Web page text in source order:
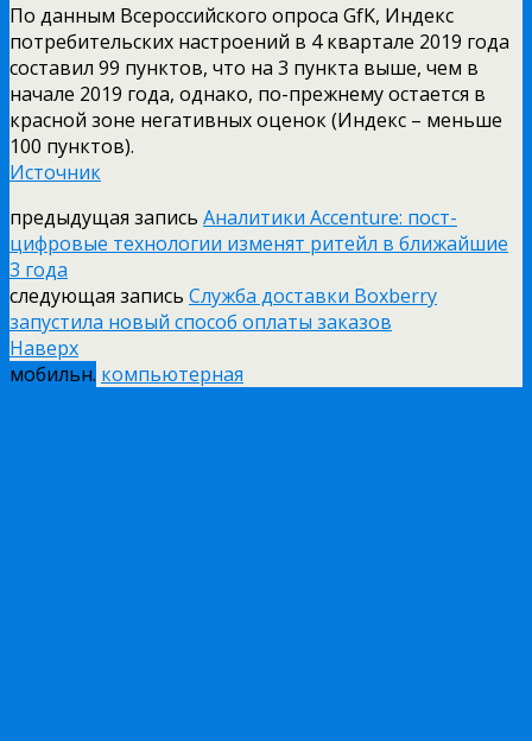
По данным Всероссийского опроса GfK, Индекс
потребительских настроений в 4 квартале 2019 года
составил 99 пунктов, что на 3 пункта выше, чем в
начале 2019 года, однако, по-прежнему остается в
красной зоне негативных оценок (Индекс – меньше
100 пунктов).
Источник
предыдущая запись Аналитики Accenture: пост-
цифровые технологии изменят ритейл в ближайшие
3 года
следующая запись Служба доставки Boxberry
запустила новый способ оплаты заказов
Наверх
мобильн. компьютерная